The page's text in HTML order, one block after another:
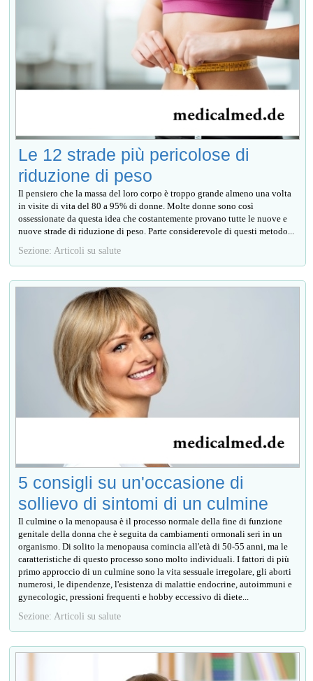
Le 12 strade più pericolose di
riduzione di peso
Il pensiero che la massa del loro corpo è troppo grande almeno una volta
in visite di vita del 80 a 95% di donne. Molte donne sono così
ossessionate da questa idea che costantemente provano tutte le nuove e
nuove strade di riduzione di peso. Parte considerevole di questi metodo...
Sezione: Articoli su salute
5 consigli su un'occasione di
sollievo di sintomi di un culmine
Il culmine o la menopausa è il processo normale della fine di funzione
genitale della donna che è seguita da cambiamenti ormonali seri in un
organismo. Di solito la menopausa comincia all'età di 50-55 anni, ma le
caratteristiche di questo processo sono molto individuali. I fattori di più
primo approccio di un culmine sono la vita sessuale irregolare, gli aborti
numerosi, le dipendenze, l'esistenza di malattie endocrine, autoimmuni e
gynecologic, pressioni frequenti e hobby eccessivo di diete...
Sezione: Articoli su salute